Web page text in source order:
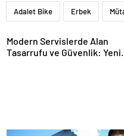
Adalet Bike Erbek
Modern Servislerde Alan
Tasarrufu ve Güvenlik: Yeni